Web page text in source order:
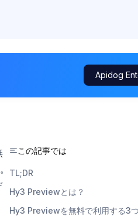
Apidog
この記事では
TL;DR
Hy3 Previewとは？
Hy3 Previewを無料で利用する3